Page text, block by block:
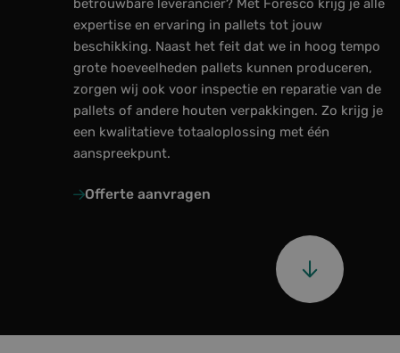
Sectoren
Wet- en regelgeving
Kennisbank
Over ons
Onze zonnepanelen
betrouwbare leverancier? Met Foresco krijg je alle
expertise en ervaring in pallets tot jouw
beschikking. Naast het feit dat we in hoog tempo
grote hoeveelheden pallets kunnen produceren,
zorgen wij ook voor inspectie en reparatie van de
pallets of andere houten verpakkingen. Zo krijg je
een kwalitatieve totaaloplossing met één
aanspreekpunt.
Offerte aanvragen